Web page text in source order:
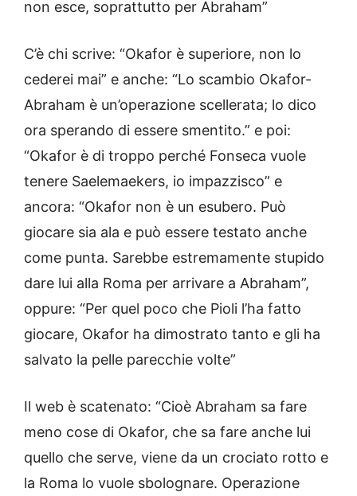
non esce, soprattutto per Abraham”
C’è chi scrive: “Okafor è superiore, non lo
cederei mai” e anche: “Lo scambio Okafor-
Abraham è un’operazione scellerata; lo dico
ora sperando di essere smentito.” e poi:
“Okafor è di troppo perché Fonseca vuole
tenere Saelemaekers, io impazzisco” e
ancora: “Okafor non è un esubero. Può
giocare sia ala e può essere testato anche
come punta. Sarebbe estremamente stupido
dare lui alla Roma per arrivare a Abraham”,
oppure: “Per quel poco che Pioli l’ha fatto
giocare, Okafor ha dimostrato tanto e gli ha
salvato la pelle parecchie volte”
Il web è scatenato: “Cioè Abraham sa fare
meno cose di Okafor, che sa fare anche lui
quello che serve, viene da un crociato rotto e
la Roma lo vuole sbolognare. Operazione